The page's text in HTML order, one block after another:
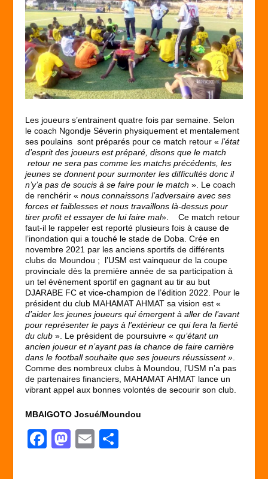
Les joueurs s’entrainent quatre fois par semaine. Selon
le coach Ngondje Séverin physiquement et mentalement
ses poulains sont préparés pour ce match retour «l’état
d’esprit des joueurs est préparé, disons que le match
retour ne sera pas comme les matchs précédents, les
jeunes se donnent pour surmonter les difficultés donc il
n’y’a pas de soucis à se faire pour le match ». Le coach
de renchérir «nous connaissons l’adversaire avec ses
forces et faiblesses et nous travaillons là-dessus pour
tirer profit et essayer de lui faire mal». Ce match retour
faut-il le rappeler est reporté plusieurs fois à cause de
l’inondation qui a touché le stade de Doba. Crée en
novembre 2021 par les anciens sportifs de différents
clubs de Moundou ; l’USM est vainqueur de la coupe
provinciale dès la première année de sa participation à
un tel évènement sportif en gagnant au tir au but
DJARABE FC et vice-champion de l’édition 2022. Pour le
président du club MAHAMAT AHMAT sa vision est «
d’aider les jeunes joueurs qui émergent à aller de l’avant
pour représenter le pays à l’extérieur ce qui fera la fierté
du club ». Le président de poursuivre «qu’étant un
ancien joueur et n’ayant pas la chance de faire carrière
dans le football souhaite que ses joueurs réussissent ».
Comme des nombreux clubs à Moundou, l’USM n’a pas
de partenaires financiers, MAHAMAT AHMAT lance un
vibrant appel aux bonnes volontés de secourir son club.
MBAIGOTO Josué/Moundou
F
M
E